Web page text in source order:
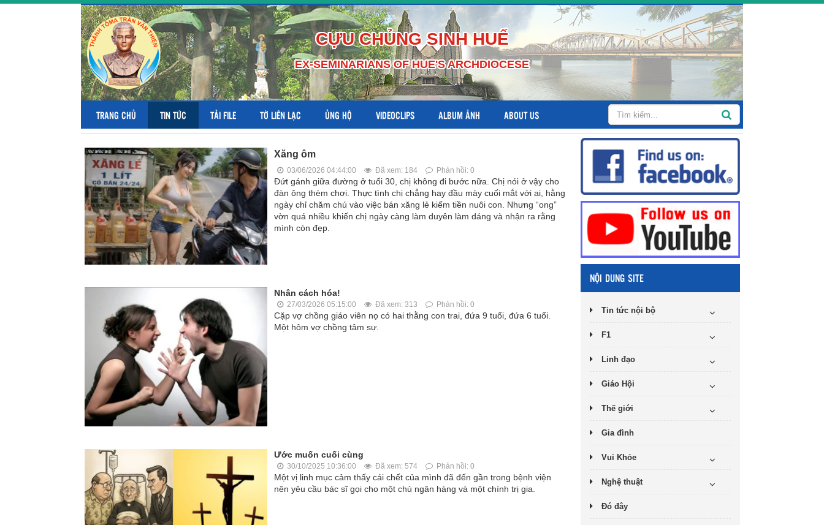
CỰU CHỦNG SINH HUẾ
EX-SEMINARIANS OF HUE'S ARCHDIOCESE
TRANG CHỦ TIN TỨC TẢI FILE TỜ LIÊN LẠC ỦNG HỘ VIDEOCLIPS ALBUM ẢNH ABOUT US
Xăng ôm
03/06/2026 04:44:00 Đã xem: 184 Phản hồi: 0
Đứt gánh giữa đường ở tuổi 30, chị không đi bước nữa. Chị nói ở vậy cho
đàn ông thèm chơi. Thực tình chị chẳng hay đầu mày cuối mắt với ai, hằng
ngày chỉ chăm chú vào việc bán xăng lẻ kiếm tiền nuôi con. Nhưng “ong”
vờn quá nhiều khiến chị ngày càng làm duyên làm dáng và nhận ra rằng
mình còn đẹp.
Nhân cách hóa!
27/03/2026 05:15:00 Đã xem: 313 Phản hồi: 0
Cặp vợ chồng giáo viên nọ có hai thằng con trai, đứa 9 tuổi, đứa 6 tuổi.
Một hôm vợ chồng tâm sự.
Ước muốn cuối cùng
30/10/2025 10:36:00 Đã xem: 574 Phản hồi: 0
Một vị linh mục cảm thấy cái chết của mình đã đến gần trong bệnh viện
nên yêu cầu bác sĩ gọi cho một chủ ngân hàng và một chính trị gia.
NỘI DUNG SITE
Tin tức nội bộ
F1
Linh đạo
Giáo Hội
Thế giới
Gia đình
Vui Khỏe
Nghệ thuật
Đó đây